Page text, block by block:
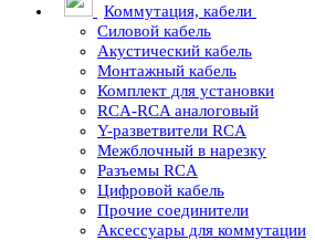
Коммутация, кабели
Силовой кабель
Акустический кабель
Монтажный кабель
Комплект для установки
RCA-RCA аналоговый
Y-разветвители RCA
Межблочный в нарезку
Разъемы RCA
Цифровой кабель
Прочие соединители
Аксессуары для коммутации